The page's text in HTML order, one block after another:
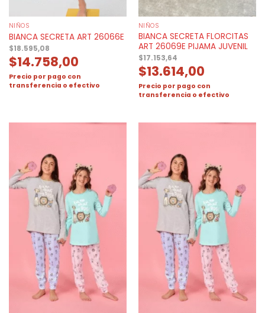
NIÑOS
BIANCA SECRETA ART 26066E
$18.595,08
$14.758,00
Precio por pago con
transferencia o efectivo
NIÑOS
BIANCA SECRETA FLORCITAS
ART 26069E PIJAMA JUVENIL
$17.153,64
$13.614,00
Precio por pago con
transferencia o efectivo